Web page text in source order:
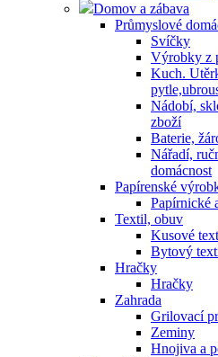
Domov a zábava
Průmyslové
Svíčky
Výrobky z
Kuch.
Nádobí,
zboží
Baterie,
Nářadí,
domácnost
Papírenské
Papírnické
Textil, obuv
Kusové
Bytový
Hračky
Hračky
Zahrada
Grilovací
Zeminy
Hnojiva a